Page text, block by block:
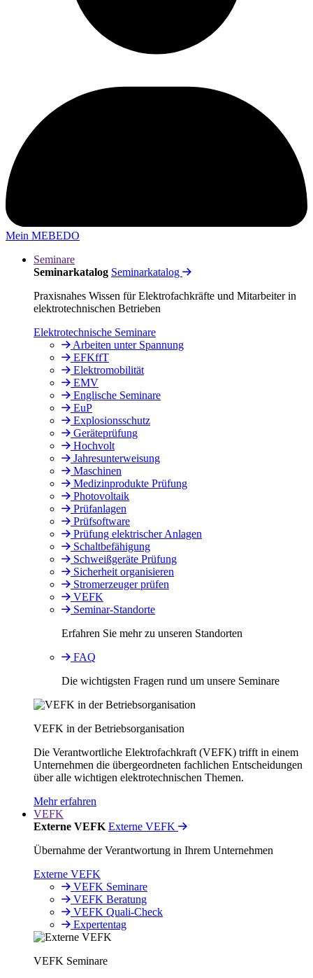
Mein MEBEDO
Seminare
Seminarkatalog Seminarkatalog
Praxisnahes Wissen für Elektrofachkräfte und Mitarbeiter in
elektrotechnischen Betrieben
Elektrotechnische Seminare
Arbeiten unter Spannung
EFKffT
Elektromobilität
EMV
Englische Seminare
EuP
Explosionsschutz
Geräteprüfung
Hochvolt
Jahresunterweisung
Maschinen
Medizinprodukte Prüfung
Photovoltaik
Prüfanlagen
Prüfsoftware
Prüfung elektrischer Anlagen
Schaltbefähigung
Schweißgeräte Prüfung
Sicherheit organisieren
Stromerzeuger prüfen
VEFK
Seminar-Standorte
Erfahren Sie mehr zu unseren Standorten
FAQ
Die wichtigsten Fragen rund um unsere Seminare
VEFK in der Betriebsorganisation
Die Verantwortliche Elektrofachkraft (VEFK) trifft in einem
Unternehmen die übergeordneten fachlichen Entscheidungen
über alle wichtigen elektrotechnischen Themen.
Mehr erfahren
VEFK
Externe VEFK Externe VEFK
Übernahme der Verantwortung in Ihrem Unternehmen
Externe VEFK
VEFK Seminare
VEFK Beratung
VEFK Quali-Check
Expertentag
VEFK Seminare